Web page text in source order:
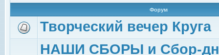
Форум
Творческий вечер Круга
НАШИ СБОРЫ и Сбор-